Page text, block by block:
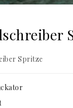
Spritze